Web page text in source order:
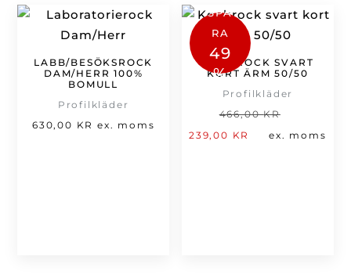
LABB/BESÖKSROCK
DAM/HERR 100%
BOMULL
Profilkläder
630,00 KR ex. moms
SPA
RA
49
%
KOCKROCK SVART
KORT ÄRM 50/50
Profilkläder
466,00KR
239,00 KR
Det
ex. moms